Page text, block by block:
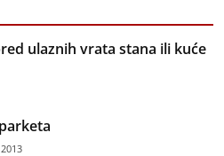
ulaznih vrata stana ili kuće